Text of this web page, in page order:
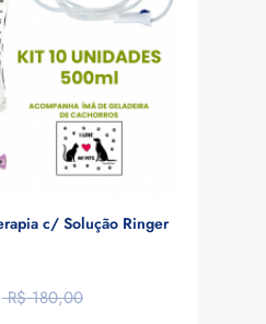
c/ Solução Ringer
R$ 180,00